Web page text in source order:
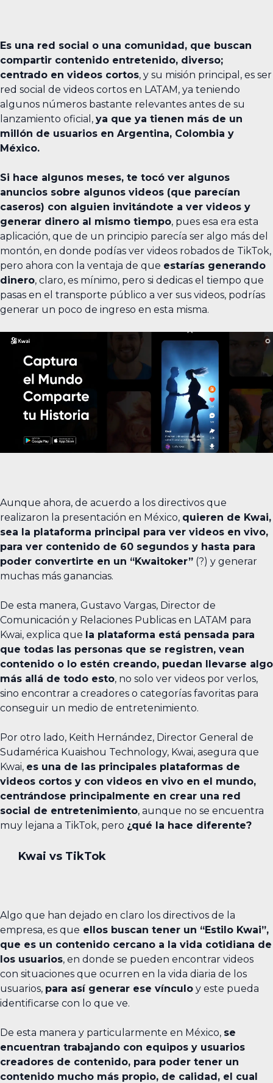
Es una red social o una comunidad, que buscan
compartir contenido entretenido, diverso;
centrado en videos cortos, y su misión principal, es ser
red social de videos cortos en LATAM, ya teniendo
algunos números bastante relevantes antes de su
lanzamiento oficial, ya que ya tienen más de un
millón de usuarios en Argentina, Colombia y
México.
Si hace algunos meses, te tocó ver algunos
anuncios sobre algunos videos (que parecían
caseros) con alguien invitándote a ver videos y
generar dinero al mismo tiempo, pues esa era esta
aplicación, que de un principio parecía ser algo más del
montón, en donde podías ver videos robados de TikTok,
pero ahora con la ventaja de que estarías generando
dinero, claro, es mínimo, pero si dedicas el tiempo que
pasas en el transporte público a ver sus videos, podrías
generar un poco de ingreso en esta misma.
Aunque ahora, de acuerdo a los directivos que
realizaron la presentación en México, quieren de Kwai,
sea la plataforma principal para ver videos en vivo,
para ver contenido de 60 segundos y hasta para
poder convertirte en un “Kwaitoker” (?) y generar
muchas más ganancias.
De esta manera, Gustavo Vargas, Director de
Comunicación y Relaciones Publicas en LATAM para
Kwai, explica que la plataforma está pensada para
que todas las personas que se registren, vean
contenido o lo estén creando, puedan llevarse algo
más allá de todo esto, no solo ver videos por verlos,
sino encontrar a creadores o categorías favoritas para
conseguir un medio de entretenimiento.
Por otro lado, Keith Hernández, Director General de
Sudamérica Kuaishou Technology, Kwai, asegura que
Kwai, es una de las principales plataformas de
videos cortos y con videos en vivo en el mundo,
centrándose principalmente en crear una red
social de entretenimiento, aunque no se encuentra
muy lejana a TikTok, pero ¿qué la hace diferente?
Kwai vs TikTok
Algo que han dejado en claro los directivos de la
empresa, es que ellos buscan tener un “Estilo Kwai”,
que es un contenido cercano a la vida cotidiana de
los usuarios, en donde se pueden encontrar videos
con situaciones que ocurren en la vida diaria de los
usuarios, para así generar ese vínculo y este pueda
identificarse con lo que ve.
De esta manera y particularmente en México, se
encuentran trabajando con equipos y usuarios
creadores de contenido, para poder tener un
contenido mucho más propio, de calidad, el cual